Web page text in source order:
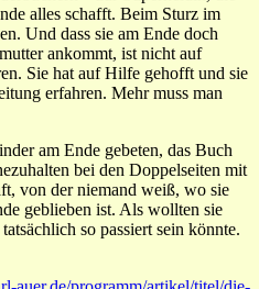
alles schafft. Beim Sturz im
Und dass sie am Ende doch
ankommt, ist nicht auf
Sie hat auf Hilfe gehofft und sie
erfahren. Mehr muss man
am Ende gebeten, das Buch
bei den Doppelseiten mit
von der niemand weiß, wo sie
geblieben ist. Als wollten sie
so passiert sein könnte.